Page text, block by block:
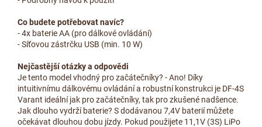
Co budete potřebovat navíc?
- 4x baterie AA (pro dálkové ovládání)
- Síťovou zástrčku USB (min. 10 W)
Nejčastější otázky a odpovědi
Je tento model vhodný pro začátečníky? - Ano! Díky
intuitivnímu dálkovému ovládání a robustní konstrukci je DF-4S
Varant ideální jak pro začátečníky, tak pro zkušené nadšence.
Jak dlouho vydrží baterie? S dodávanou 7,4V baterií můžete
očekávat dlouhou dobu jízdy. Pokud použijete 11,1V (3S) LiPo